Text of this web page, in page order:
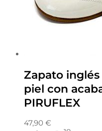
Zapato
piel con
PIRUFLEX
47,90 €